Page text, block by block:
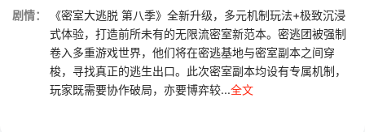
剧情：
《密室大逃脱 第八季》全新升级，多元机制玩法+极致沉浸
式体验，打造前所未有的无限流密室新范本。密逃团被强制
卷入多重游戏世界，他们将在密逃基地与密室副本之间穿
梭，寻找真正的逃生出口。此次密室副本均设有专属机制，
玩家既需要协作破局，亦要博弈较...全文